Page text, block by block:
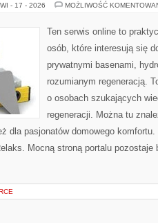
- 17 - 2026 MOŻLIWOŚĆ
Ten serwis online to
osób, które interesują się
prywatnymi basenami,
rozumianym regeneracją.
o osobach szukających
regeneracji. Można tu
dla pasjonatów domowego
Mocną stroną portalu pozostaje